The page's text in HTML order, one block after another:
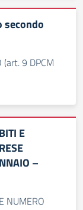
secondo
(art. 9 DPCM
E
–
NUMERO